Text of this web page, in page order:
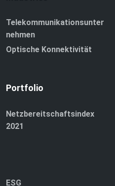
Telekommunikationsunter
nehmen
Optische Konnektivität
Portfolio
Netzbereitschaftsindex
2021
ESG